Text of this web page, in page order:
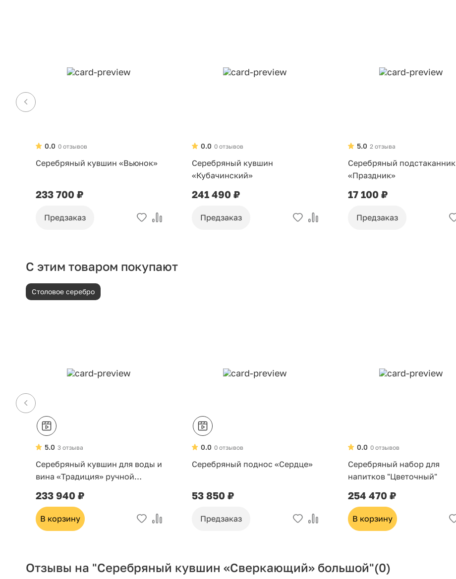
0 отзывов
0.0
Серебряный кувшин «Вьюнок»
233 700 ₽
Предзаказ
0 отзывов
0.0
Серебряный кувшин
«Кубачинский»
241 490 ₽
Предзаказ
2 отзыва
5.0
Серебряный подстаканник
«Праздник»
17 100 ₽
Предзаказ
С этим товаром покупают
Столовое серебро
3 отзыва
5.0
Серебряный кувшин для воды и
вина «Традиция» ручной
серебро, подарок на свадьбу и
юбилей
233 940 ₽
В корзину
0 отзывов
0.0
Серебряный поднос «Сердце»
53 850 ₽
Предзаказ
0 отзывов
0.0
Серебряный набор для
напитков "Цветочный"
254 470 ₽
В корзину
Отзывы на "Серебряный кувшин «Сверкающий» большой"(0)